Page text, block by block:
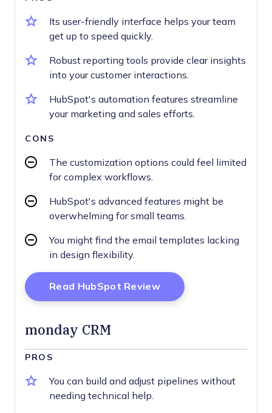
Its user-friendly interface helps your team
get up to speed quickly.
Robust reporting tools provide clear insights
into your customer interactions.
HubSpot's automation features streamline
your marketing and sales efforts.
CONS
The customization options could feel limited
for complex workflows.
HubSpot's advanced features might be
overwhelming for small teams.
You might find the email templates lacking
in design flexibility.
Read HubSpot ReviewOpens New Window
monday CRM
PROS
You can build and adjust pipelines without
needing technical help.